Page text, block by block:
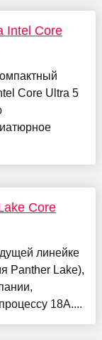
Intel Core
Core Ultra 5
Core
линейке
Panther Lake),
18A....